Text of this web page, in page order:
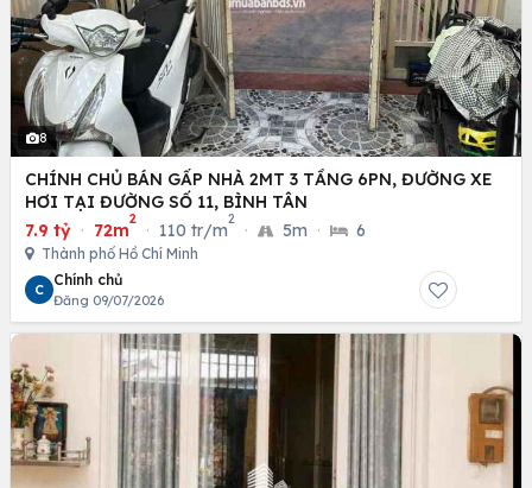
8
CHÍNH CHỦ BÁN GẤP NHÀ 2MT 3 TẦNG 6PN, ĐƯỜNG XE
HƠI TẠI ĐƯỜNG SỐ 11, BÌNH TÂN
7.9 tỷ · 72m
2
· 110 tr/m
2
· 5m · 6
Thành phố Hồ Chí Minh
C
Chính chủ
Đăng 09/07/2026